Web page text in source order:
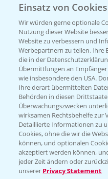
Beratung auf
T.+49 (0)174
KONTAKT
Hilfe in Notfällen
T.+49 (0)214/
Einsatz von Cookies
Wir würden gerne optionale
Nutzung dieser Website
Website zu verbessern und
Werbepartnern zu teilen. Ihre
die in der
Übermittlungen an
wie insbesondere den USA.
Ihre derart übermittelten
Behörden in diesen
Überwachungszwecken
wirksamen Rechtsbehelfe zur
Detaillierte Informationen zu
Cookies, ohne die wir die
können, und optionalen
akzeptiert werden können,
jeder Zeit ändern oder
unserer Privacy Statement